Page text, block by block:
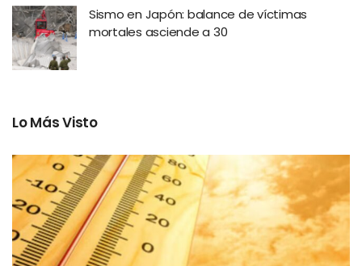
Sismo en Japón: balance de víctimas
mortales asciende a 30
Lo Más Visto